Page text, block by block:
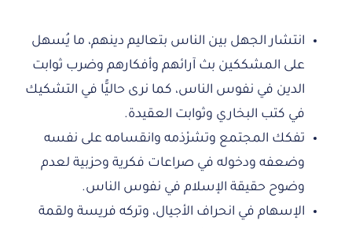
انتشار الجهل بين الناس بتعاليم دينهم، ما يُسهل
على المشككين بث آرائهم وأفكارهم وضرب ثوابت
الدين في نفوس الناس، كما نرى حاليًّا في التشكيك
في كتب البخاري وثوابت العقيدة.
تفكك المجتمع وتشرْذمه وانقسامه على نفسه
وضعفه ودخوله في صراعات فكرية وحزبية لعدم
وضوح حقيقة الإسلام في نفوس الناس.
الإسهام في انحراف الأجيال، وتركه فريسة ولقمة